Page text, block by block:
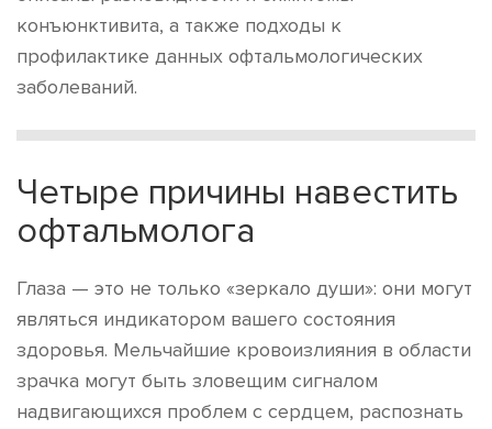
конъюнктивита, а также подходы к
профилактике данных офтальмологических
заболеваний.
Четыре причины навестить
офтальмолога
Глаза — это не только «зеркало души»: они могут
являться индикатором вашего состояния
здоровья. Мельчайшие кровоизлияния в области
зрачка могут быть зловещим сигналом
надвигающихся проблем с сердцем, распознать